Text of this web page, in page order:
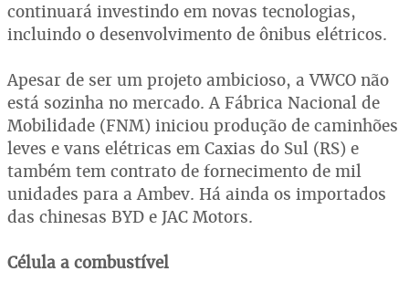
continuará investindo em novas tecnologias,
incluindo o desenvolvimento de ônibus elétricos.
Apesar de ser um projeto ambicioso, a VWCO não
está sozinha no mercado. A Fábrica Nacional de
Mobilidade (FNM) iniciou produção de caminhões
leves e vans elétricas em Caxias do Sul (RS) e
também tem contrato de fornecimento de mil
unidades para a Ambev. Há ainda os importados
das chinesas BYD e JAC Motors.
Célula a combustível